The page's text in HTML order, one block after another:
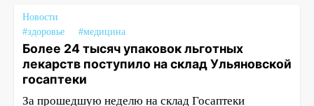
Новости
#здоровье
#медицина
Более 24 тысяч упаковок льготных
лекарств поступило на склад Ульяновской
госаптеки
За прошедшую неделю на склад Госаптеки